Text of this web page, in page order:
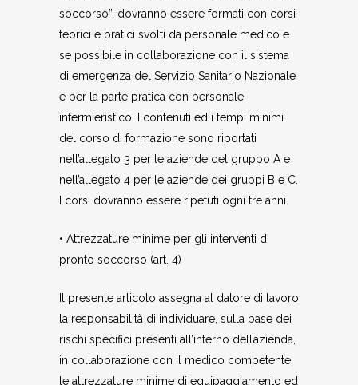
soccorso”, dovranno essere formati con corsi
teorici e pratici svolti da personale medico e
se possibile in collaborazione con il sistema
di emergenza del Servizio Sanitario Nazionale
e per la parte pratica con personale
infermieristico. I contenuti ed i tempi minimi
del corso di formazione sono riportati
nell’allegato 3 per le aziende del gruppo A e
nell’allegato 4 per le aziende dei gruppi B e C.
I corsi dovranno essere ripetuti ogni tre anni.
• Attrezzature minime per gli interventi di
pronto soccorso (art. 4)
Il presente articolo assegna al datore di lavoro
la responsabilità di individuare, sulla base dei
rischi specifici presenti all’interno dell’azienda,
in collaborazione con il medico competente,
le attrezzature minime di equipaggiamento ed